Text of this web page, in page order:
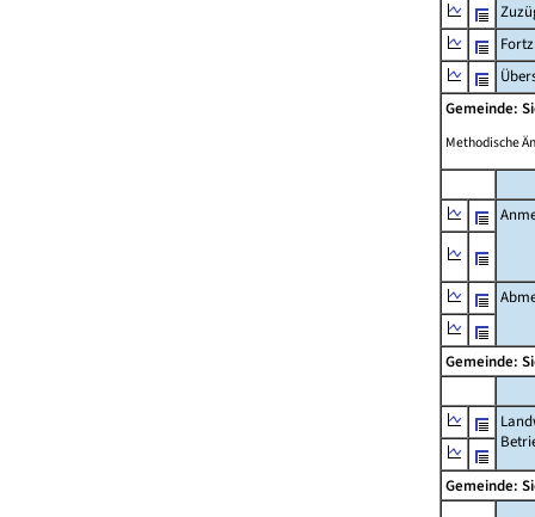
Gemeinde:
Methodische
Gemeinde:
Gemeinde: